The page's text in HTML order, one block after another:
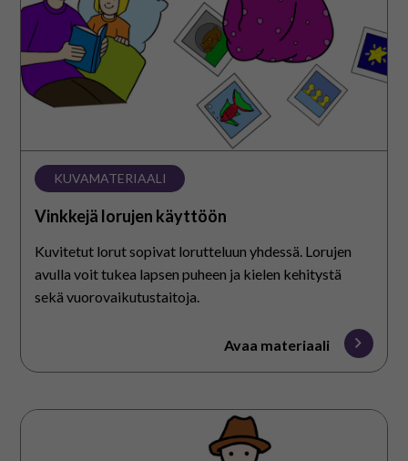
KUVAMATERIAALI
Vinkkejä lorujen käyttöön
Kuvitetut lorut sopivat lorutteluun yhdessä. Lorujen
avulla voit tukea lapsen puheen ja kielen kehitystä
sekä vuorovaikutustaitoja.
Avaa materiaali
Kuvitetut